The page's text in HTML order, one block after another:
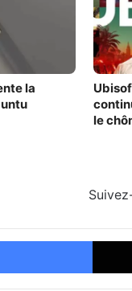
la
le